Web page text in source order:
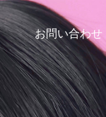
お問い合わせ